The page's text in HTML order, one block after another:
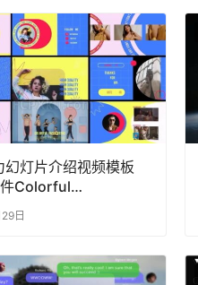
幻灯片介绍视频模板
Colorful
日